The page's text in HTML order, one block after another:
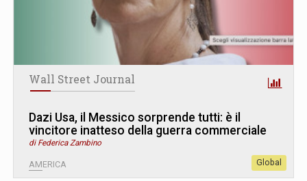
Wall Street Journal
Dazi Usa, il Messico sorprende tutti: è il
vincitore inatteso della guerra commerciale
di Federica Zambino
AMERICA Global